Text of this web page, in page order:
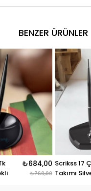
BENZER ÜRÜNLER
Çiftli Masa
Siyah
₺1.530,00
₺1.700,00